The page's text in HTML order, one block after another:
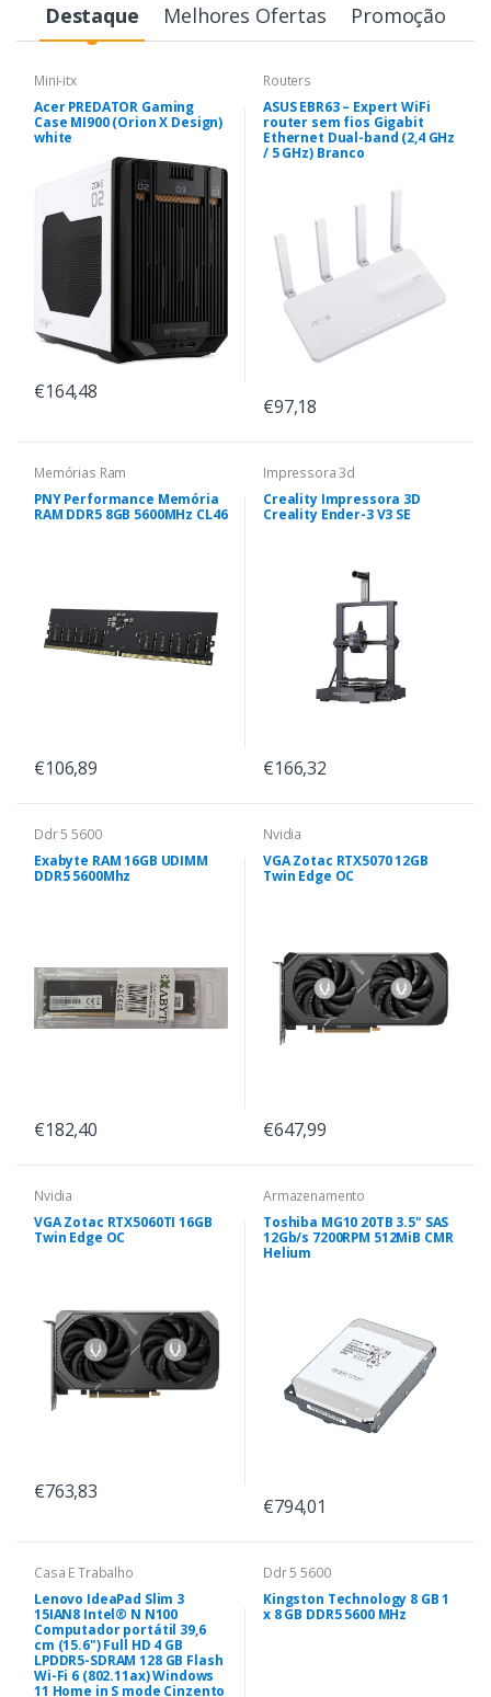
Destaque Melhores Ofertas Promoção
Mini-itx
Acer PREDATOR Gaming
Case MI900 (Orion X Design)
white
€164,48
Routers
ASUS EBR63 – Expert WiFi
router sem fios Gigabit
Ethernet Dual-band (2,4 GHz
/ 5 GHz) Branco
€97,18
Memórias Ram
PNY Performance Memória
RAM DDR5 8GB 5600MHz CL46
€106,89
Impressora 3d
Creality Impressora 3D
Creality Ender-3 V3 SE
€166,32
Ddr 5 5600
Exabyte RAM 16GB UDIMM
DDR5 5600Mhz
€182,40
Nvidia
VGA Zotac RTX5070 12GB
Twin Edge OC
€647,99
Nvidia
VGA Zotac RTX5060TI 16GB
Twin Edge OC
€763,83
Armazenamento
Toshiba MG10 20TB 3.5" SAS
12Gb/s 7200RPM 512MiB CMR
Helium
€794,01
Casa E Trabalho
Lenovo IdeaPad Slim 3
15IAN8 Intel® N N100
Computador portátil 39,6
cm (15.6") Full HD 4 GB
LPDDR5-SDRAM 128 GB Flash
Wi-Fi 6 (802.11ax) Windows
11 Home in S mode Cinzento
Ddr 5 5600
Kingston Technology 8 GB 1
x 8 GB DDR5 5600 MHz